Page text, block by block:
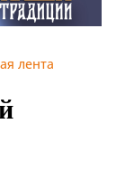
лента